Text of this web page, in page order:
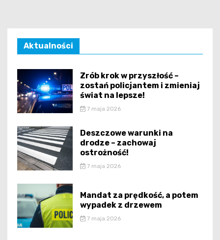
Aktualności
Zrób krok w przyszłość –
zostań policjantem i zmieniaj
świat na lepsze!
7 maja 2026
Deszczowe warunki na
drodze – zachowaj
ostrożność!
7 maja 2026
Mandat za prędkość, a potem
wypadek z drzewem
7 maja 2026